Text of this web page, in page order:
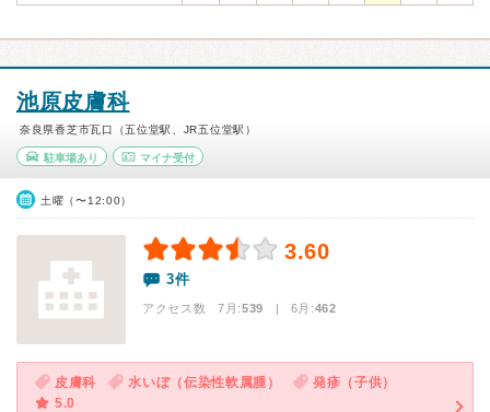
池原皮膚科
奈良県香芝市瓦口（五位堂駅、JR五位堂駅）
駐車場あり マイナ受付
土曜（〜12:00）
3.60
3件
アクセス数 7月:539 | 6月:462
皮膚科 水いぼ（伝染性軟属腫）
発疹（子供）
5.0